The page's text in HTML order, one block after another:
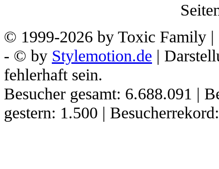
© 1999-2026 by Toxic Family |
- © by Stylemotion.de |
fehlerhaft sein.
Besucher gesamt: 6.688.091 |
gestern: 1.500 |